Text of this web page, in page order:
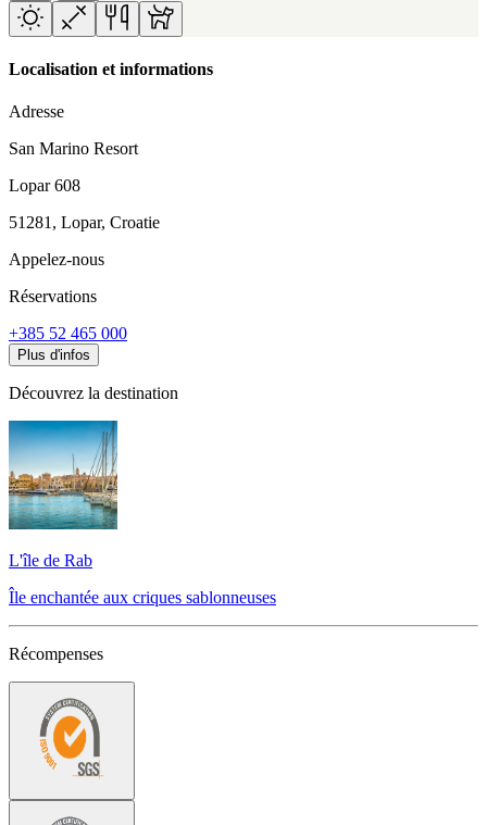
Localisation et informations
Adresse
San Marino Resort
Lopar 608
51281, Lopar, Croatie
Appelez-nous
Réservations
+385 52 465 000
Plus d'infos
Découvrez la destination
L'île de Rab
Île enchantée aux criques sablonneuses
Récompenses